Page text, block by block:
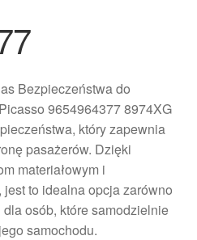
Bezpieczeństwa do
9654964377 8974XG
który zapewnia
pasażerów. Dzięki
materiałowym i
to idealna opcja zarówno
osób, które samodzielnie
samochodu.